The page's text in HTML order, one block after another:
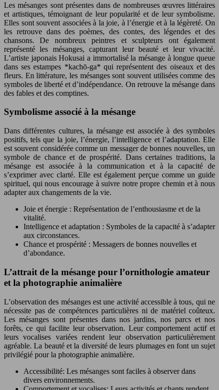
Les mésanges sont présentes dans de nombreuses œuvres littéraires
et artistiques, témoignant de leur popularité et de leur symbolisme.
Elles sont souvent associées à la joie, à l’énergie et à la légèreté. On
les retrouve dans des poèmes, des contes, des légendes et des
chansons. De nombreux peintres et sculpteurs ont également
représenté les mésanges, capturant leur beauté et leur vivacité.
L’artiste japonais Hokusai a immortalisé la mésange à longue queue
dans ses estampes *kachō-ga* qui représentent des oiseaux et des
fleurs. En littérature, les mésanges sont souvent utilisées comme des
symboles de liberté et d’indépendance. On retrouve la mésange dans
des fables et des comptines.
Symbolisme associé à la mésange
Dans différentes cultures, la mésange est associée à des symboles
positifs, tels que la joie, l’énergie, l’intelligence et l’adaptation. Elle
est souvent considérée comme un messager de bonnes nouvelles, un
symbole de chance et de prospérité. Dans certaines traditions, la
mésange est associée à la communication et à la capacité de
s’exprimer avec clarté. Elle est également perçue comme un guide
spirituel, qui nous encourage à suivre notre propre chemin et à nous
adapter aux changements de la vie.
Joie et énergie : Représentation de l’enthousiasme et de la
vitalité.
Intelligence et adaptation : Symboles de la capacité à s’adapter
aux circonstances.
Chance et prospérité : Messagers de bonnes nouvelles et
d’abondance.
L’attrait de la mésange pour l’ornithologie amateur
et la photographie animalière
L’observation des mésanges est une activité accessible à tous, qui ne
nécessite pas de compétences particulières ni de matériel coûteux.
Les mésanges sont présentes dans nos jardins, nos parcs et nos
forêts, ce qui facilite leur observation. Leur comportement actif et
leurs vocalises variées rendent leur observation particulièrement
agréable. La beauté et la diversité de leurs plumages en font un sujet
privilégié pour la photographie animalière.
Accessibilité: Les mésanges sont faciles à observer dans
divers environnements.